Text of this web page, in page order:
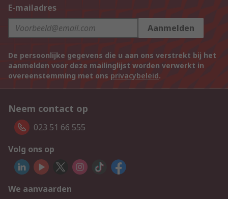
E-mailadres
Aanmelden
De persoonlijke gegevens die u aan ons verstrekt bij het
aanmelden voor deze mailinglijst worden verwerkt in
overeenstemming met ons privacybeleid.
Neem contact op
023 51 66 555
Volg ons op
We aanvaarden